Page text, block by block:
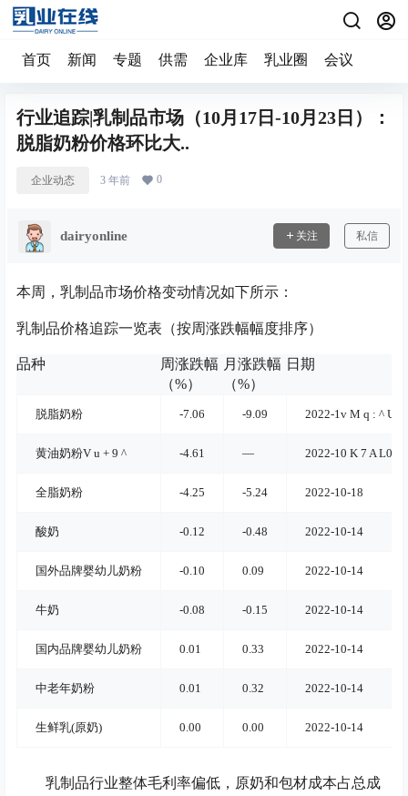
首页 新闻 专题 供需 企业库 乳业圈 会议
行业追踪|乳制品市场（10月17日-10月23日）：
脱脂奶粉价格环比大..
企业动态 3 年前 0
dairyonline 关注 私信
本周，乳制品市场价格变动情况如下所示：
乳制品价格追踪一览表（按周涨跌幅幅度排序）
品种
周涨跌幅
（%）
月涨跌幅
（%）
日期
脱脂奶粉 -7.06 -9.09 2022-1v M q : ^ U
黄油奶粉V u + 9 ^ -4.61 — 2022-10 K 7 A L0-4
全脂奶粉 -4.25 -5.24 2022-10-18
酸奶 -0.12 -0.48 2022-10-14
国外品牌婴幼儿奶粉 -0.10 0.09 2022-10-14
牛奶 -0.08 -0.15 2022-10-14
国内品牌婴幼儿奶粉 0.01 0.33 2022-10-14
中老年奶粉 0.01 0.32 2022-10-14
生鲜乳(原奶) 0.00 0.00 2022-10-14
乳制品行业整体毛利率偏低，原奶和包材成本占总成